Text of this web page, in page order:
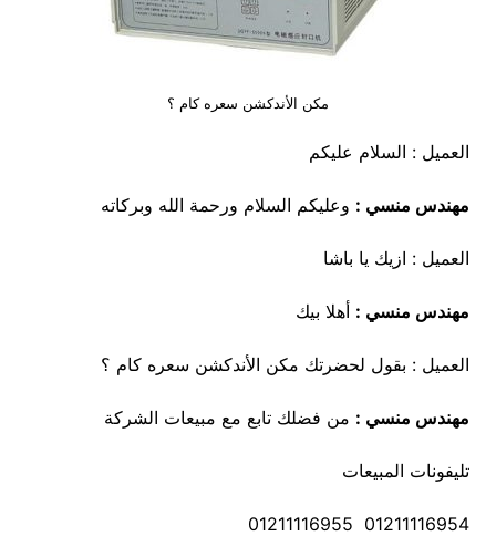
مكن الأندكشن سعره كام ؟
العميل : السلام عليكم
مهندس منسي : وعليكم السلام ورحمة الله وبركاته
العميل : ازيك يا باشا
مهندس منسي : أهلا بيك
العميل : بقول لحضرتك مكن الأندكشن سعره كام ؟
مهندس منسي : من فضلك تابع مع مبيعات الشركة
تليفونات المبيعات
01211116954 01211116955